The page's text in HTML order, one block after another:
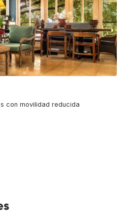
con movilidad reducida